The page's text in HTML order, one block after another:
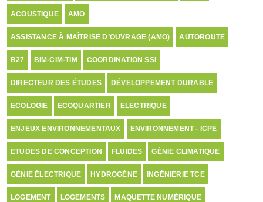
ACOUSTIQUE AMO
ASSISTANCE À MAÎTRISE D’OUVRAGE (AMO) AUTOROUTE
B27 BIM-CIM-TIM COORDINATION SSI
DIRECTEUR DES ÉTUDES DÉVELOPPEMENT DURABLE
ECOLOGIE ECOQUARTIER ELECTRIQUE
ENJEUX ENVIRONNEMENTAUX ENVIRONNEMENT - ICPE
ETUDES DE CONCEPTION FLUIDES GÉNIE CLIMATIQUE
GÉNIE ÉLECTRIQUE HYDROGÈNE INGÉNIERIE TCE
LOGEMENT LOGEMENTS MAQUETTE NUMÉRIQUE